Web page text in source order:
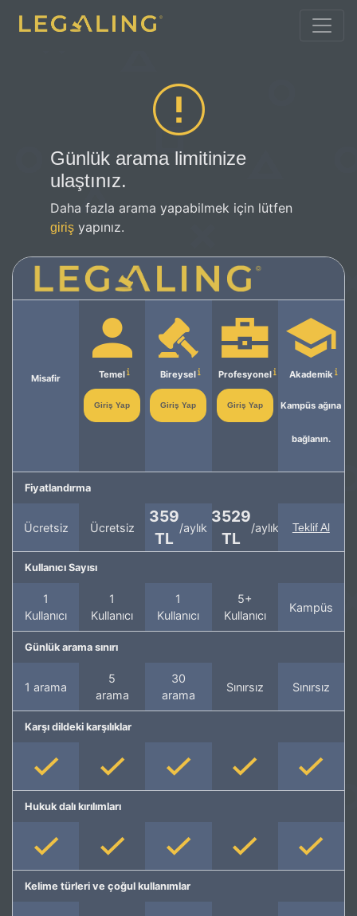
Günlük arama limitinize
ulaştınız.
Daha fazla arama yapabilmek için lütfen
giriş yapınız.
Misafir Temel
Giriş Yap
Bireysel
Giriş Yap
Profesyonel
Giriş Yap
Akademik
Kampüs ağına
bağlanın.
Fiyatlandırma
Ücretsiz Ücretsiz
359
TL
/aylık
3529
TL
/aylık Teklif Al
Kullanıcı Sayısı
1
Kullanıcı
1
Kullanıcı
1
Kullanıcı
5+
Kullanıcı
Kampüs
Günlük arama sınırı
1 arama
5
arama
30
arama
Sınırsız Sınırsız
Karşı dildeki karşılıklar
Hukuk dalı kırılımları
Kelime türleri ve çoğul kullanımlar